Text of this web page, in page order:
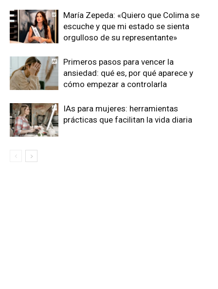
María Zepeda: «Quiero que Colima se
escuche y que mi estado se sienta
orgulloso de su representante»
Primeros pasos para vencer la
ansiedad: qué es, por qué aparece y
cómo empezar a controlarla
IAs para mujeres: herramientas
prácticas que facilitan la vida diaria